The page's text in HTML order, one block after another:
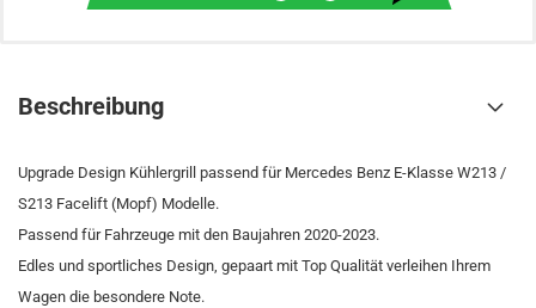
Beschreibung
Upgrade Design Kühlergrill passend für Mercedes Benz E-Klasse W213 /
S213 Facelift (Mopf) Modelle.
Passend für Fahrzeuge mit den Baujahren 2020-2023.
Edles und sportliches Design, gepaart mit Top Qualität verleihen Ihrem
Wagen die besondere Note.